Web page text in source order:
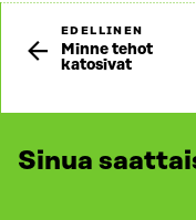
EDELLINEN
Minne tehot
katosivat
Sinua